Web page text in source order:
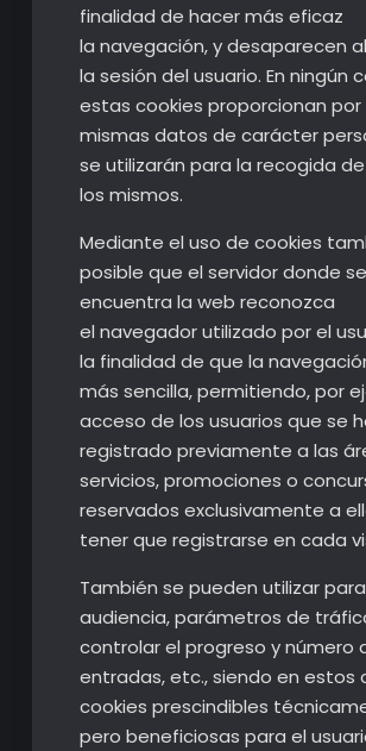
finalidad de hacer más eficaz
la navegación, y desaparecen
la sesión del usuario. En ningún
estas cookies proporcionan por
mismas datos de carácter
se utilizarán para la recogida de
los mismos.
Mediante el uso de cookies
posible que el servidor donde se
encuentra la web reconozca
el navegador utilizado por el
la finalidad de que la
más sencilla, permitiendo, por
acceso de los usuarios que se
registrado previamente a las
servicios, promociones o
reservados exclusivamente a
tener que registrarse en cada
También se pueden utilizar
audiencia, parámetros de
controlar el progreso y número
entradas, etc., siendo en estos
cookies prescindibles
pero beneficiosas para el